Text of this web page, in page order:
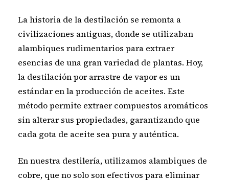
La historia de la destilación se remonta a
civilizaciones antiguas, donde se utilizaban
alambiques rudimentarios para extraer
esencias de una gran variedad de plantas. Hoy,
la destilación por arrastre de vapor es un
estándar en la producción de aceites. Este
método permite extraer compuestos aromáticos
sin alterar sus propiedades, garantizando que
cada gota de aceite sea pura y auténtica.
En nuestra destilería, utilizamos alambiques de
cobre, que no solo son efectivos para eliminar